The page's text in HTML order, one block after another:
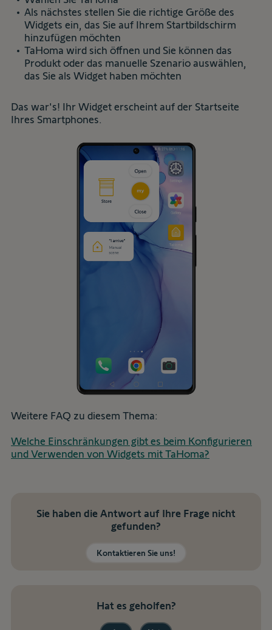
Als nächstes stellen Sie die richtige Größe des
Widgets ein, das Sie auf Ihrem Startbildschirm
hinzufügen möchten
TaHoma wird sich öffnen und Sie können das
Produkt oder das manuelle Szenario auswählen,
das Sie als Widget haben möchten
Das war's! Ihr Widget erscheint auf der Startseite
Ihres Smartphones.
Weitere FAQ zu diesem Thema:
Welche Einschränkungen gibt es beim Konfigurieren
und Verwenden von Widgets mit TaHoma?
Sie haben die Antwort auf Ihre Frage nicht
gefunden?
Kontaktieren Sie uns!
Hat es geholfen?